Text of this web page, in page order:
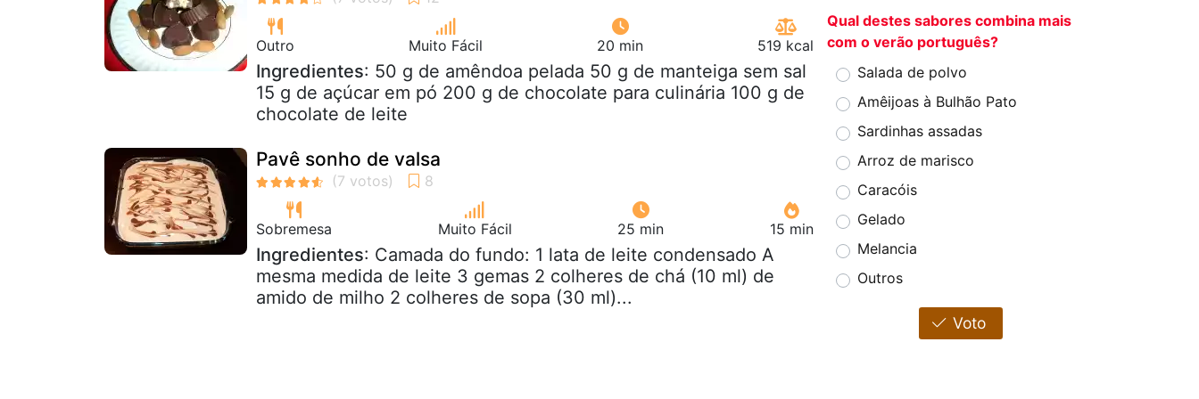
Outro Muito Fácil 20 min 519 kcal
Ingredientes: 50 g de amêndoa pelada 50 g de manteiga sem sal
15 g de açúcar em pó 200 g de chocolate para culinária 100 g de
chocolate de leite
Pavê sonho de valsa
Sobremesa Muito Fácil 25 min 15 min
Ingredientes: Camada do fundo: 1 lata de leite condensado A
mesma medida de leite 3 gemas 2 colheres de chá (10 ml) de
amido de milho 2 colheres de sopa (30 ml)...
Qual destes sabores combina mais
com o verão português?
Salada de polvo
Amêijoas à Bulhão Pato
Sardinhas assadas
Arroz de marisco
Caracóis
Gelado
Melancia
Outros
Voto